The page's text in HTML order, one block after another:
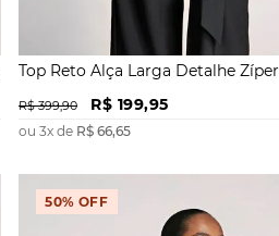
Top Reto Alça Larga Detalhe Zíper
R$ 399,90 R$ 199,95
ou 3x de R$ 66,65
50% OFF